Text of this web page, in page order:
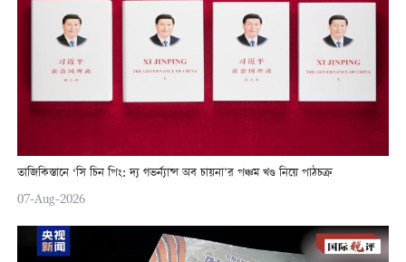
তাজিকিস্তানে ‘সি চিন পিং: দ্য গভর্ন্যান্স অব চায়না’র পঞ্চম খণ্ড নিয়ে পাঠচক্র
07-Aug-2026